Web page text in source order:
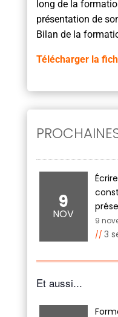
long de la
présentation de
Bilan de la
Télécharger la
9
NOV 9
3
Et aussi...